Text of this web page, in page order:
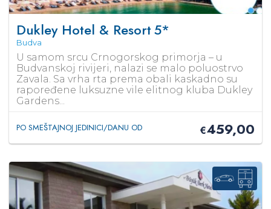
Dukley Hotel & Resort5*
Budva
U samom srcu Crnogorskog primorja – u
Budvanskoj rivijeri, nalazi se malo poluostrvo
Zavala. Sa vrha rta prema obali kaskadno su
rapoređene luksuzne vile elitnog kluba Dukley
Gardens...
PO SMEŠTAJNOJ JEDINICI/DANU OD €459,00